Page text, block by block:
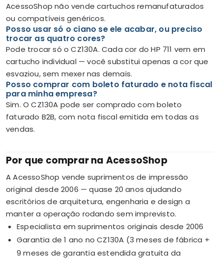
AcessoShop não vende cartuchos remanufaturados
ou compatíveis genéricos.
Posso usar só o ciano se ele acabar, ou preciso
trocar as quatro cores?
Pode trocar só o CZ130A. Cada cor do HP 711 vem em
cartucho individual — você substitui apenas a cor que
esvaziou, sem mexer nas demais.
Posso comprar com boleto faturado e nota fiscal
para minha empresa?
Sim. O CZ130A pode ser comprado com boleto
faturado B2B, com nota fiscal emitida em todas as
vendas.
Por que comprar na AcessoShop
A AcessoShop vende suprimentos de impressão
original desde 2006 — quase 20 anos ajudando
escritórios de arquitetura, engenharia e design a
manter a operação rodando sem imprevisto.
Especialista em suprimentos originais desde 2006
Garantia de 1 ano no CZ130A (3 meses de fábrica +
9 meses de garantia estendida gratuita da